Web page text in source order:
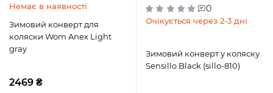
Немає в наявності
Зимовий конверт для
коляски Wom Anex Light
gray
2469 ₴
0
Очікується через 2-3 дні
Зимовий конверт у коляску
Sensillo Black (sillo-810)